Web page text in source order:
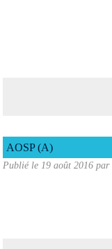
AOSP (A)
Publié le 19 août 2016 par